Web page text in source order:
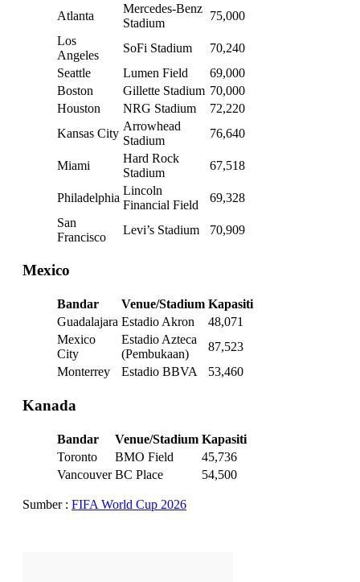
Atlanta
Mercedes-Benz
Stadium
75,000
Los
Angeles
SoFi Stadium
70,240
Seattle
Lumen Field
69,000
Boston
Gillette Stadium 70,000
Houston
NRG Stadium
72,220
Kansas City
Arrowhead
Stadium
76,640
Miami
Hard Rock
Stadium
67,518
Philadelphia
Lincoln
Financial Field
69,328
San
Francisco
Levi’s Stadium 70,909
Mexico
Bandar Venue/Stadium Kapasiti
Guadalajara Estadio Akron
48,071
Mexico
City
Estadio Azteca
(Pembukaan)
87,523
Monterrey
Estadio BBVA 53,460
Kanada
Bandar Venue/Stadium Kapasiti
Toronto
BMO Field
45,736
Vancouver BC Place 54,500
Sumber : FIFA World Cup 2026